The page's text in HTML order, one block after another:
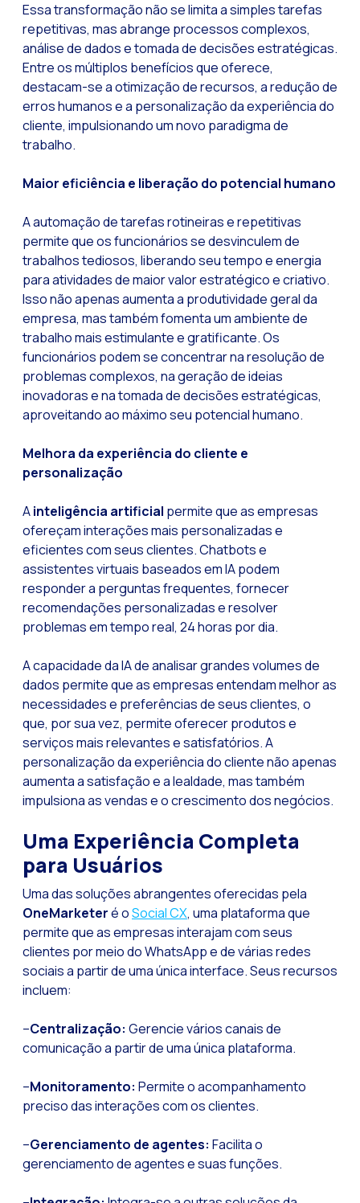
Inovando a
Simplifique os
OneMarketer
Recuperação de
Otimize o
Fluxos do
Seasonalities:
Mobilidade
O novo ponto de
Expandindo os
Rastreabilidade da
Estar à frente das
Notificações
OneCommerce,
Você conhece o
Aumentando a
Validação
Essa transformação não se limita a simples tarefas
repetitivas, mas abrange processos complexos,
análise de dados e tomada de decisões estratégicas.
Entre os múltiplos benefícios que oferece,
destacam-se a otimização de recursos, a redução de
erros humanos e a personalização da experiência do
cliente, impulsionando um novo paradigma de
trabalho.
Maior eficiência e liberação do potencial humano
A automação de tarefas rotineiras e repetitivas
permite que os funcionários se desvinculem de
trabalhos tediosos, liberando seu tempo e energia
para atividades de maior valor estratégico e criativo.
Isso não apenas aumenta a produtividade geral da
empresa, mas também fomenta um ambiente de
trabalho mais estimulante e gratificante. Os
funcionários podem se concentrar na resolução de
problemas complexos, na geração de ideias
inovadoras e na tomada de decisões estratégicas,
aproveitando ao máximo seu potencial humano.
Melhora da experiência do cliente e
personalização
Ainteligência artificial permite que as empresas
ofereçam interações mais personalizadas e
eficientes com seus clientes. Chatbots e
assistentes virtuais baseados em IA podem
responder a perguntas frequentes, fornecer
recomendações personalizadas e resolver
problemas em tempo real, 24 horas por dia.
A capacidade da IA de analisar grandes volumes de
dados permite que as empresas entendam melhor as
necessidades e preferências de seus clientes, o
que, por sua vez, permite oferecer produtos e
serviços mais relevantes e satisfatórios. A
personalização da experiência do cliente não apenas
aumenta a satisfação e a lealdade, mas também
impulsiona as vendas e o crescimento dos negócios.
Uma Experiência Completa
para Usuários
Uma das soluções abrangentes oferecidas pela
OneMarketeré oSocial CX, uma plataforma que
permite que as empresas interajam com seus
clientes por meio do WhatsApp e de várias redes
sociais a partir de uma única interface. Seus recursos
incluem:
–Centralização: Gerencie vários canais de
comunicação a partir de uma única plataforma.
–Monitoramento: Permite o acompanhamento
preciso das interações com os clientes.
–Gerenciamento de agentes: Facilita o
gerenciamento de agentes e suas funções.